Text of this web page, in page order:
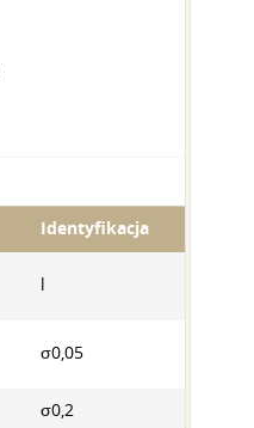
Identyfikacja
l
σ0,05
σ0,2